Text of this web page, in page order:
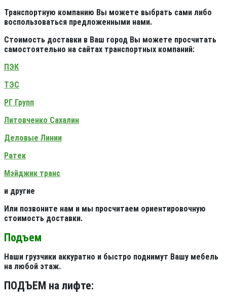
Транспортную компанию Вы можете выбрать сами либо
воспользоваться предложенными нами.
Стоимость доставки в Ваш город Вы можете просчитать
самостоятельно на сайтах транспортных компаний:
ПЭК
ТЭС
РГ Групп
Литовченко Сахалин
Деловые Линии
Ратек
Мэйджик транс
и другие
Или позвоните нам и мы просчитаем ориентировочную
стоимость доставки.
Подъем
Наши грузчики аккуратно и быстро поднимут Вашу мебель
на любой этаж.
ПОДЪЕМ на лифте: